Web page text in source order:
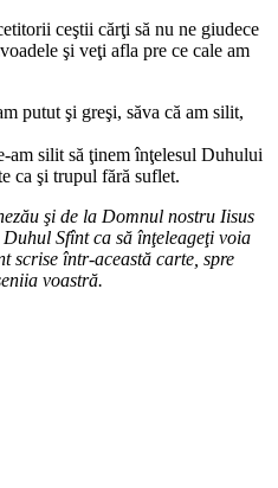
ceştii cărţi să nu ne giudece
şi veţi afla pre ce cale am
putut şi greşi, săva că am silit,
am silit să ţinem înţelesul Duhului
ca şi trupul fără suflet.
şi de la Domnul nostru Iisus
Sfînt ca să înţeleageţi voia
scrise într-această carte, spre
voastră.